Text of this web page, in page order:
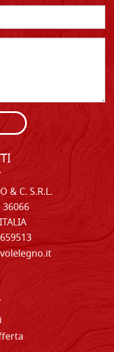
& C. S.R.L.